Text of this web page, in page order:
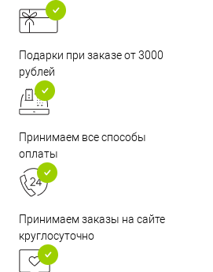
Подарки при заказе от 3000
рублей
Принимаем все способы
оплаты
Принимаем заказы на сайте
круглосуточно